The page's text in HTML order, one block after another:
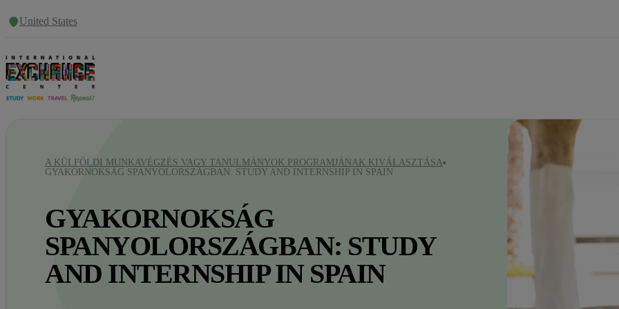
United States
A KÜLFÖLDI MUNKAVÉGZÉS VAGY TANULMÁNYOK PROGRAMJÁNAK KIVÁLASZTÁSA
GYAKORNOKSÁG SPANYOLORSZÁGBAN: STUDY AND INTERNSHIP IN SPAIN
GYAKORNOKSÁG
SPANYOLORSZÁGBAN: STUDY
AND INTERNSHIP IN SPAIN